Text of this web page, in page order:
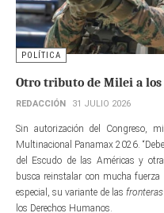
POLÍTICA
Otro tributo de Milei a
REDACCIÓN 31 JULIO 2026
Sin autorización del Congreso,
Multinacional Panamax 2026.
del Escudo de las Américas y
busca reinstalar con mucha
especial, su variante de las
los Derechos Humanos.